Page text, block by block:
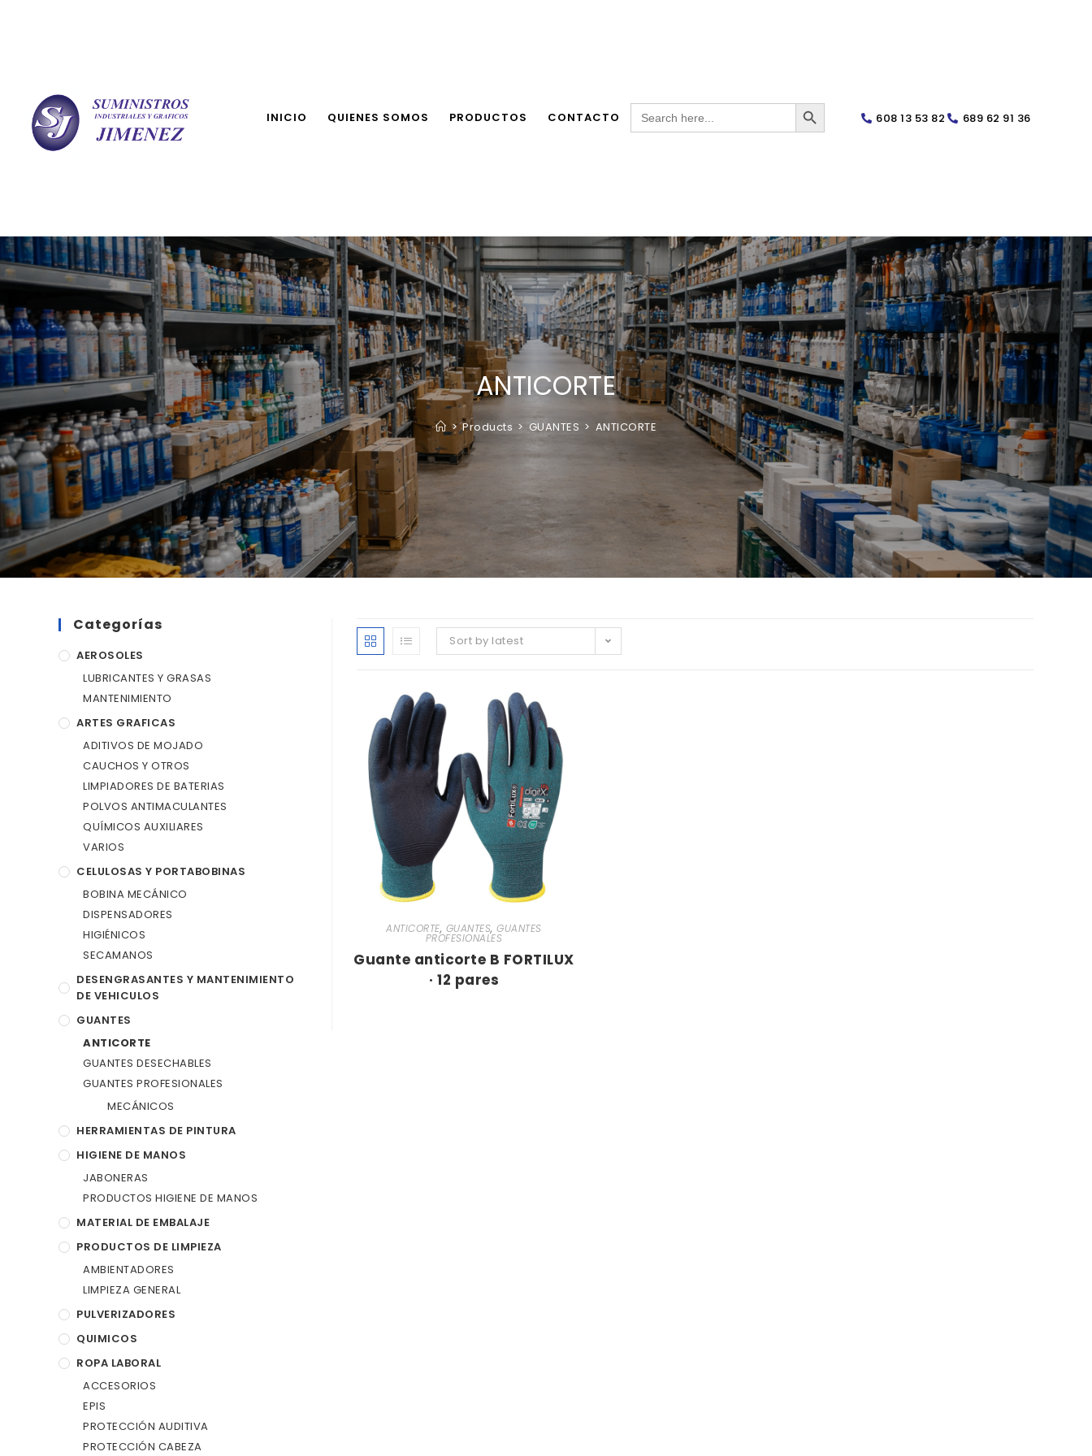
INICIO QUIENES SOMOS PRODUCTOS CONTACTO
Search
for:
SEARCH BUTTON
608 13 53 82 689 62 91 36
ANTICORTE
> Products > GUANTES > ANTICORTE
Sort by latest
ANTICORTE, GUANTES,GUANTES
PROFESIONALES
Guante anticorte B FORTILUX
· 12 pares
Categorías
AEROSOLES
LUBRICANTES Y GRASAS
MANTENIMIENTO
ARTES GRAFICAS
ADITIVOS DE MOJADO
CAUCHOS Y OTROS
LIMPIADORES DE BATERIAS
POLVOS ANTIMACULANTES
QUÍMICOS AUXILIARES
VARIOS
CELULOSAS Y PORTABOBINAS
BOBINA MECÁNICO
DISPENSADORES
HIGIÉNICOS
SECAMANOS
DESENGRASANTES Y MANTENIMIENTO
DE VEHICULOS
GUANTES
ANTICORTE
GUANTES DESECHABLES
GUANTES PROFESIONALES
MECÁNICOS
HERRAMIENTAS DE PINTURA
HIGIENE DE MANOS
JABONERAS
PRODUCTOS HIGIENE DE MANOS
MATERIAL DE EMBALAJE
PRODUCTOS DE LIMPIEZA
AMBIENTADORES
LIMPIEZA GENERAL
PULVERIZADORES
QUIMICOS
ROPA LABORAL
ACCESORIOS
EPIS
PROTECCIÓN AUDITIVA
PROTECCIÓN CABEZA